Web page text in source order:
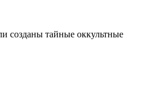
созданы тайные оккультные